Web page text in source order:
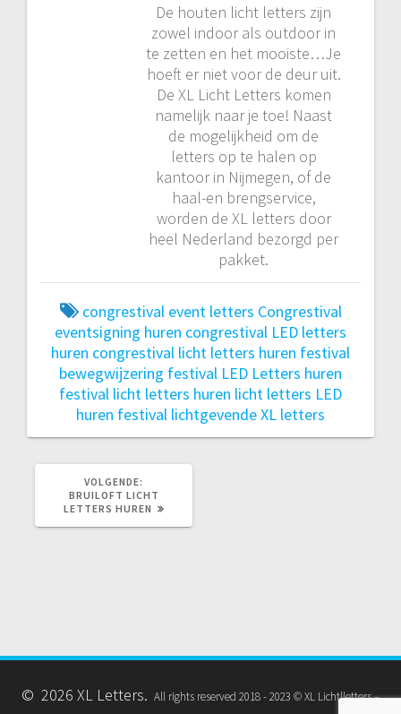
De houten licht letters zijn
zowel indoor als outdoor in
te zetten en het mooiste…Je
hoeft er niet voor de deur uit.
De XL Licht Letters komen
namelijk naar je toe! Naast
de mogelijkheid om de
letters op te halen op
kantoor in Nijmegen, of de
haal-en brengservice,
worden de XL letters door
heel Nederland bezorgd per
pakket.
congrestival event letters Congrestival
eventsigning huren congrestival LED letters
huren congrestival licht letters huren festival
bewegwijzering festival LED Letters huren
festival licht letters huren licht letters LED
huren festival lichtgevende XL letters
VOLGENDE:
BERICHT:
BRUILOFT LICHT
LETTERS HUREN
© 2026 XL Letters. All rights reserved 2018 - 2023 © XL Lichtlletters –